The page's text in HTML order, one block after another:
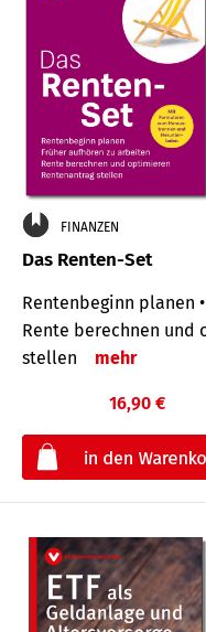
FINANZEN
Das Renten-Set
Rentenbeginn planen
Rente berechnen und
stellen
mehr
16,90 €